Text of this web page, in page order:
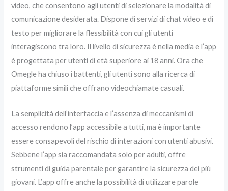
video, che consentono agli utenti di selezionare la modalità di
comunicazione desiderata. Dispone di servizi di chat video e di
testo per migliorare la flessibilità con cui gli utenti
interagiscono tra loro. Il livello di sicurezza è nella media e l’app
è progettata per utenti di età superiore ai 18 anni. Ora che
Omegle ha chiuso i battenti, gli utenti sono alla ricerca di
piattaforme simili che offrano videochiamate casuali.
La semplicità dell’interfaccia e l’assenza di meccanismi di
accesso rendono l’app accessibile a tutti, ma è importante
essere consapevoli del rischio di interazioni con utenti abusivi.
Sebbene l’app sia raccomandata solo per adulti, offre
strumenti di guida parentale per garantire la sicurezza dei più
giovani. L’app offre anche la possibilità di utilizzare parole